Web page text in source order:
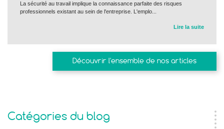
Catégories du blog
La sécurité au travail implique la connaissance parfaite des risques
professionnels existant au sein de l'entreprise. L'emplo...
Lire la suite
Découvrir l'ensemble de nos articles